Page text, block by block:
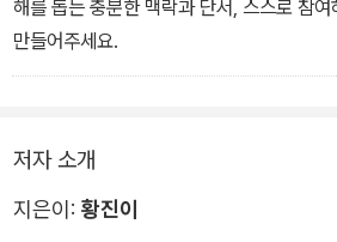
해를 돕는 충분한 맥락과 단서, 스스로 참
만들어주세요.
저자 소개
지은이: 황진이